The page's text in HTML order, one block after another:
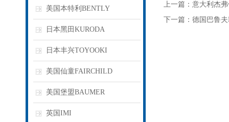
美国本特利BENTLY
日本黑田KURODA
日本丰兴TOYOOKI
美国仙童FAIRCHILD
美国堡盟BAUMER
英国IMI
上一篇： 意大利杰
下一篇： 德国巴鲁